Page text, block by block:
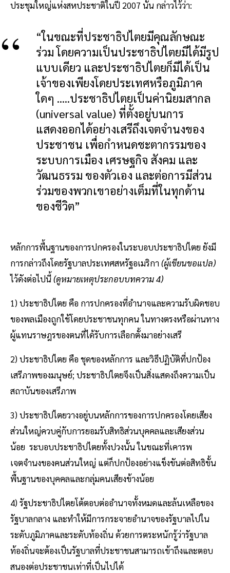
ประชุมใหญ่แห่งสหประชาติในปี 2007 นั้น กล่าวไว้ว่า:
“ในขณะที่ประชาธิปไตยมีคุณลักษณะ
ร่วม โดยความเป็นประชาธิปไตยมิได้มีรูป
แบบเดียว และประชาธิปไตยก็มิได้เป็น
เจ้าของเพียงโดยประเทศหรือภูมิภาค
ใดๆ .....ประชาธิปไตยเป็นค่านิยมสากล
(universal value) ที่ตั้งอยู่บนการ
แสดงออกได้อย่างเสรีถึงเจตจำนงของ
ประชาชน เพื่อกำหนดชะตากรรมของ
ระบบการเมือง เศรษฐกิจ สังคม และ
วัฒนธรรม ของตัวเอง และต่อการมีส่วน
ร่วมของพวกเขาอย่างเต็มที่ในทุกด้าน
ของชีวิต”
หลักการพื้นฐานของการปกครองในระบอบประชาธิปไตย ยังมี
การกล่าวถึงโดยรัฐบาลประเทศสหรัฐอเมริกา(ผู้เขียนขอแปล)
ไว้ดังต่อไปนี้(ดูหมายเหตุประกอบบทความ 4)
1) ประชาธิปไตย คือ การปกครองที่อำนาจและความรับผิดชอบ
ของพลเมืองถูกใช้โดยประชาชนทุกคน ในทางตรงหรือผ่านทาง
ผู้แทนราษฎรของตนที่ได้รับการเลือกตั้งมาอย่างเสรี
2) ประชาธิปไตย คือ ชุดของหลักการ และวิธีปฏิบัติที่ปกป้อง
เสรีภาพของมนุษย์; ประชาธิปไตยจึงเป็นสิ่งแสดงถึงความเป็น
สถาบันของเสรีภาพ
3) ประชาธิปไตยวางอยู่บนหลักการของการปกครองโดยเสียง
ส่วนใหญ่ควบคู่กับการยอมรับสิทธิส่วนบุคคลและเสียงส่วน
น้อย ระบอบประชาธิปไตยทั้งปวงนั้น ในขณะที่เคารพ
เจตจำนงของคนส่วนใหญ่ แต่ก็ปกป้องอย่างแข็งขันต่อสิทธิขั้น
พื้นฐานของบุคคลและกลุ่มคนเสียงข้างน้อย
4) รัฐประชาธิปไตยโต้ตอบต่ออำนาจทั้งหมดและล้นเหลือของ
รัฐบาลกลาง และทำให้มีการกระจายอำนาจของรัฐบาลไปใน
ระดับภูมิภาคและระดับท้องถิ่น ด้วยการตระหนักรู้ว่ารัฐบาล
ท้องถิ่นจะต้องเป็นรัฐบาลที่ประชาชนสามารถเข้าถึงและตอบ
สนองต่อประชาชนเท่าที่เป็นไปได้